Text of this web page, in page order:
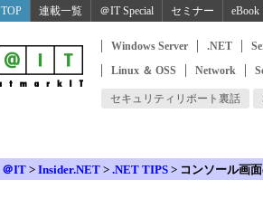
TOP 連載一覧 ＠IT Special セミナー eBook
Windows Server .NET
Linux ＆ OSS
Network
セキュリティリポート裏話
＠IT > Insider.NET > .NET TIPS > コンソール画